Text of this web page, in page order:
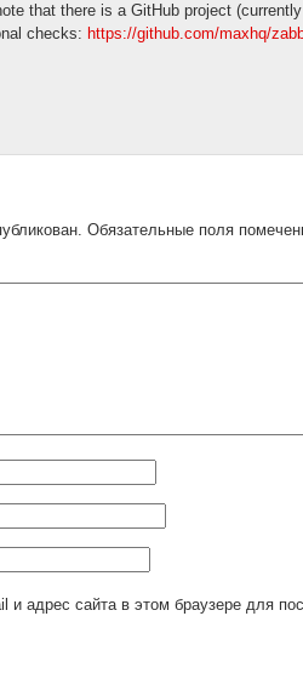
that there is a GitHub project
checks: https://github.com/maxhq/
Обязательные поля
и адрес сайта в этом браузере для